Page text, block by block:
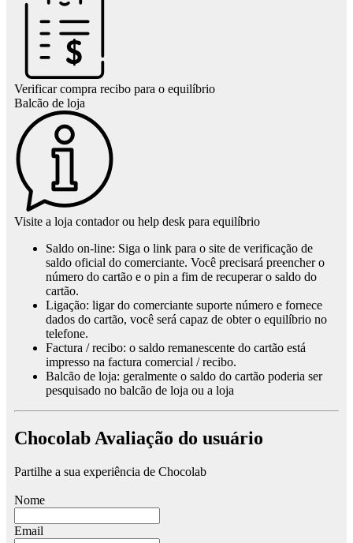
https://www.chocolab.com.au/product-category/shop-by-
recipient/chocolate-parent-gifts/
Adult Gifts - Chocolab
Info; More. Wholesale Chocolates; FAQs; Shipping Info;
Why Us? About; Blog; Wedding; Visit Us; Cart; Select
Page. 0 Items. Home / Shop / Shop By Recipient / Adult
Gifts Adult Gifts. Showing all 13 results Dark Chocolate
Rocky Road 200g $ 16.00 Add to cart; Bum Cum Bar $
26.50 Add to cart; Something Sweet To Suck On Heart $
42.90 Add to cart; Your face between ...
https://www.chocolab.com.au/product-category/shop-by-
recipient/chocolate-adult-gifts/
Verificar compra recibo para o equilíbrio
Balcão de loja
Visite a loja contador ou help desk para equilíbrio
Saldo on-line: Siga o link para o site de verificação de
saldo oficial do comerciante. Você precisará preencher o
número do cartão e o pin a fim de recuperar o saldo do
cartão.
Ligação: ligar do comerciante suporte número e fornece
dados do cartão, você será capaz de obter o equilíbrio no
telefone.
Factura / recibo: o saldo remanescente do cartão está
impresso na factura comercial / recibo.
Balcão de loja: geralmente o saldo do cartão poderia ser
pesquisado no balcão de loja ou a loja
Chocolab Avaliação do usuário
Partilhe a sua experiência de Chocolab
Nome
Email